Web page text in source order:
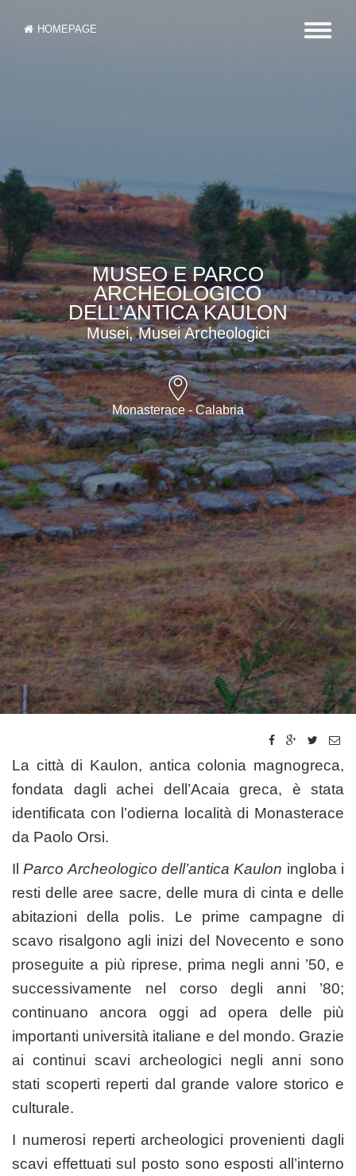
HOMEPAGE
MUSEO E PARCO
ARCHEOLOGICO
DELL'ANTICA KAULON
Musei, Musei Archeologici
Monasterace - Calabria
La città di Kaulon, antica colonia magnogreca,
fondata dagli achei dell’Acaia greca, è stata
identificata con l’odierna località di Monasterace
da Paolo Orsi.
IlParco Archeologico dell’antica Kaulon ingloba i
resti delle aree sacre, delle mura di cinta e delle
abitazioni della polis. Le prime campagne di
scavo risalgono agli inizi del Novecento e sono
proseguite a più riprese, prima negli anni ’50, e
successivamente nel corso degli anni ’80;
continuano ancora oggi ad opera delle più
importanti università italiane e del mondo. Grazie
ai continui scavi archeologici negli anni sono
stati scoperti reperti dal grande valore storico e
culturale.
I numerosi reperti archeologici provenienti dagli
scavi effettuati sul posto sono esposti all’interno